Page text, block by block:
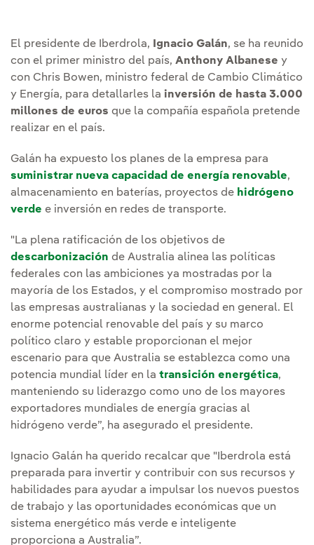
El presidente de Iberdrola, Ignacio Galán, se ha reunido
con el primer ministro del país, Anthony Albanese y
con Chris Bowen, ministro federal de Cambio Climático
y Energía, para detallarles la inversión de hasta 3.000
millones de euros que la compañía española pretende
realizar en el país.
Galán ha expuesto los planes de la empresa para
suministrar nueva capacidad de energía renovable,
almacenamiento en baterías, proyectos de hidrógeno
verde e inversión en redes de transporte.
"La plena ratificación de los objetivos de
descarbonización de Australia alinea las políticas
federales con las ambiciones ya mostradas por la
mayoría de los Estados, y el compromiso mostrado por
las empresas australianas y la sociedad en general. El
enorme potencial renovable del país y su marco
político claro y estable proporcionan el mejor
escenario para que Australia se establezca como una
potencia mundial líder en la transición energética,
manteniendo su liderazgo como uno de los mayores
exportadores mundiales de energía gracias al
hidrógeno verde”, ha asegurado el presidente.
Ignacio Galán ha querido recalcar que "Iberdrola está
preparada para invertir y contribuir con sus recursos y
habilidades para ayudar a impulsar los nuevos puestos
de trabajo y las oportunidades económicas que un
sistema energético más verde e inteligente
proporciona a Australia”.